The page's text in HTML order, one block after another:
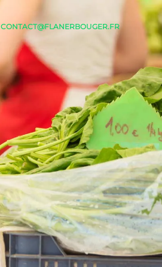
CONTACT@FLANERBOUGER.FR